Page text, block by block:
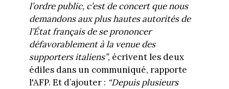
l’ordre public, c’est de concert que nous
demandons aux plus hautes autorités de
l’État français de se prononcer
défavorablement à la venue des
supporters italiens”, écrivent les deux
édiles dans un communiqué, rapporte
l'AFP. Et d’ajouter : “Depuis plusieurs